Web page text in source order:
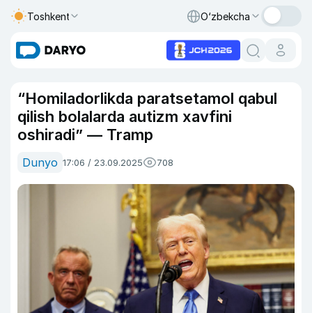
Toshkent O‘zbekcha
“Homiladorlikda paratsetamol qabul
qilish bolalarda autizm xavfini
oshiradi” — Tramp
Dunyo 17:06 / 23.09.2025 708